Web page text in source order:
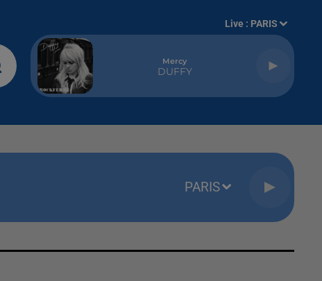
Live : PARIS
Mercy
DUFFY
PARIS